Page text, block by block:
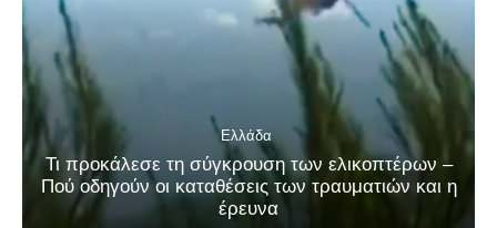
Ελλάδα
Τι προκάλεσε τη σύγκρουση των ελικοπτέρων –
Πού οδηγούν οι καταθέσεις των τραυματιών και η
έρευνα